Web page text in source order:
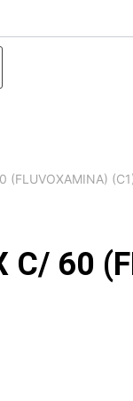
(FLUVOXAMINA)
C/ 60